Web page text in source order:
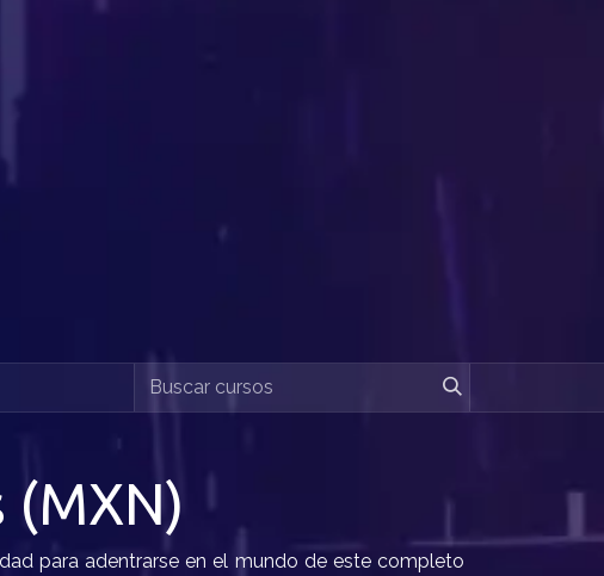
para adentrarse en el mundo de este completo